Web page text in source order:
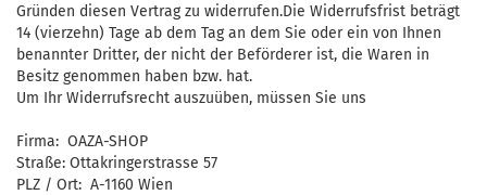
Gründen diesen Vertrag zu widerrufen.Die Widerrufsfrist beträgt
14 (vierzehn) Tage ab dem Tag an dem Sie oder ein von Ihnen
benannter Dritter, der nicht der Beförderer ist, die Waren in
Besitz genommen haben bzw. hat.
Um Ihr Widerrufsrecht auszuüben, müssen Sie uns
Firma: OAZA-SHOP
Straße: Ottakringerstrasse 57
PLZ / Ort: A-1160 Wien